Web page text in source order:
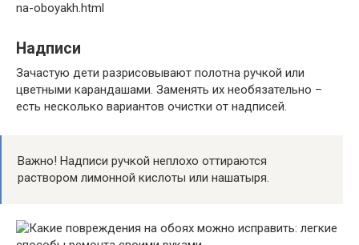
na-oboyakh.html
Надписи
Зачастую дети разрисовывают полотна ручкой или
цветными карандашами. Заменять их необязательно –
есть несколько вариантов очистки от надписей.
Важно! Надписи ручкой неплохо оттираются
раствором лимонной кислоты или нашатыря.